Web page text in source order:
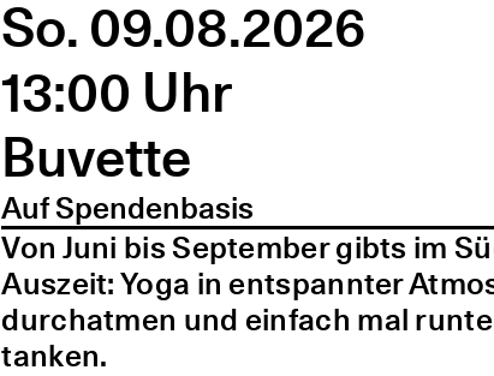
So. 09.08.2026
13:00 Uhr
Buvette
Auf Spendenbasis
Von Juni bis September gibts im
Auszeit: Yoga in entspannter
durchatmen und einfach mal
tanken.